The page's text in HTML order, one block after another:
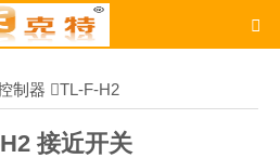
制器 TL-F-H2
接近开关